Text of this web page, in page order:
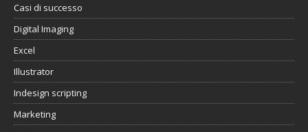
Casi di successo
Digital Imaging
Excel
Illustrator
Indesign scripting
Marketing